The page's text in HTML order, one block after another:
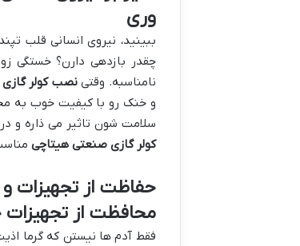
وری
ببینید، نیروی انسانی قلب
چقدر بازدهی دارن؟ خستگی
نامناسبه. وقتینصب کولر
و خنک رو با کیفیت خوب به
سلامت شون تاثیر می ذاره و
کولر گازی صنعتی هیتاچی
حفاظت از تجهیزات
محافظت از تجهیزات
فقط آدم ها نیستن که گرما